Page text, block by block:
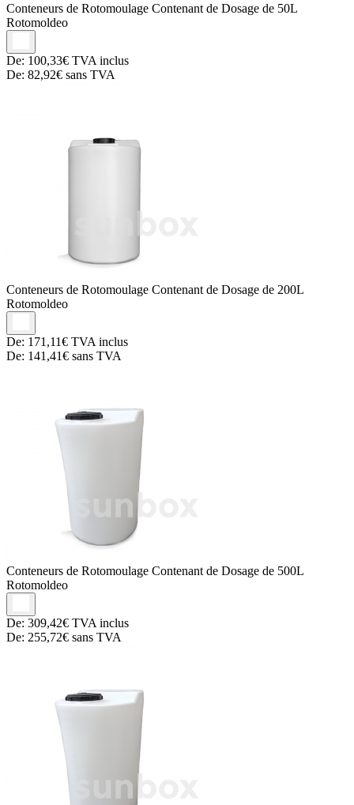
Conteneurs de Rotomoulage Contenant de Dosage de 50L
Rotomoldeo
De: 100,33€ TVA inclus
De: 82,92€ sans TVA
Conteneurs de Rotomoulage Contenant de Dosage de 200L
Rotomoldeo
De: 171,11€ TVA inclus
De: 141,41€ sans TVA
Conteneurs de Rotomoulage Contenant de Dosage de 500L
Rotomoldeo
De: 309,42€ TVA inclus
De: 255,72€ sans TVA